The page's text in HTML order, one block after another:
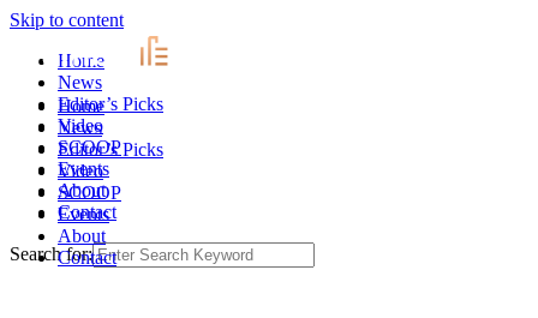
Skip to content
Home
News
Editor’s Picks
Video
SCOOP
Events
About
Contact
Home
News
Editor’s Picks
Video
SCOOP
Events
About
Contact
Search for: